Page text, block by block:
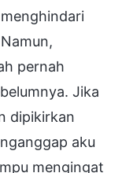
pernah
Jika
dipikirkan
aku
mengingat